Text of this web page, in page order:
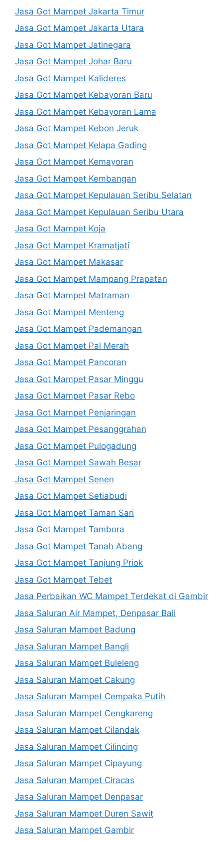
Jasa Got Mampet Jakarta Timur
Jasa Got Mampet Jakarta Utara
Jasa Got Mampet Jatinegara
Jasa Got Mampet Johar Baru
Jasa Got Mampet Kalideres
Jasa Got Mampet Kebayoran Baru
Jasa Got Mampet Kebayoran Lama
Jasa Got Mampet Kebon Jeruk
Jasa Got Mampet Kelapa Gading
Jasa Got Mampet Kemayoran
Jasa Got Mampet Kembangan
Jasa Got Mampet Kepulauan Seribu Selatan
Jasa Got Mampet Kepulauan Seribu Utara
Jasa Got Mampet Koja
Jasa Got Mampet Kramatjati
Jasa Got Mampet Makasar
Jasa Got Mampet Mampang Prapatan
Jasa Got Mampet Matraman
Jasa Got Mampet Menteng
Jasa Got Mampet Pademangan
Jasa Got Mampet Pal Merah
Jasa Got Mampet Pancoran
Jasa Got Mampet Pasar Minggu
Jasa Got Mampet Pasar Rebo
Jasa Got Mampet Penjaringan
Jasa Got Mampet Pesanggrahan
Jasa Got Mampet Pulogadung
Jasa Got Mampet Sawah Besar
Jasa Got Mampet Senen
Jasa Got Mampet Setiabudi
Jasa Got Mampet Taman Sari
Jasa Got Mampet Tambora
Jasa Got Mampet Tanah Abang
Jasa Got Mampet Tanjung Priok
Jasa Got Mampet Tebet
Jasa Perbaikan WC Mampet Terdekat di Gambir
Jasa Saluran Air Mampet, Denpasar Bali
Jasa Saluran Mampet Badung
Jasa Saluran Mampet Bangli
Jasa Saluran Mampet Buleleng
Jasa Saluran Mampet Cakung
Jasa Saluran Mampet Cempaka Putih
Jasa Saluran Mampet Cengkareng
Jasa Saluran Mampet Cilandak
Jasa Saluran Mampet Cilincing
Jasa Saluran Mampet Cipayung
Jasa Saluran Mampet Ciracas
Jasa Saluran Mampet Denpasar
Jasa Saluran Mampet Duren Sawit
Jasa Saluran Mampet Gambir